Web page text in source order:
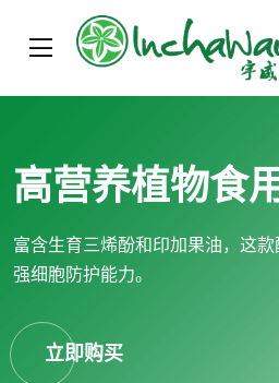
高营养植物食
富含生育三烯酚和印加果油，这
强细胞防护能力。
立即购买